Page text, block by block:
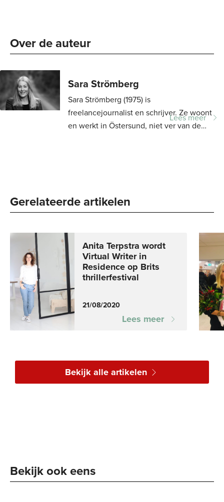
Over de auteur
Sara Strömberg
Sara Strömberg (1975) is
freelancejournalist en schrijver. Ze woont
en werkt in Östersund, niet ver van de
Lees meer
Gerelateerde artikelen
21/08/2020
Anita Terpstra wordt
Virtual Writer in
Residence op Brits
thrillerfestival
Lees meer
Bekijk alle artikelen
Bekijk ook eens